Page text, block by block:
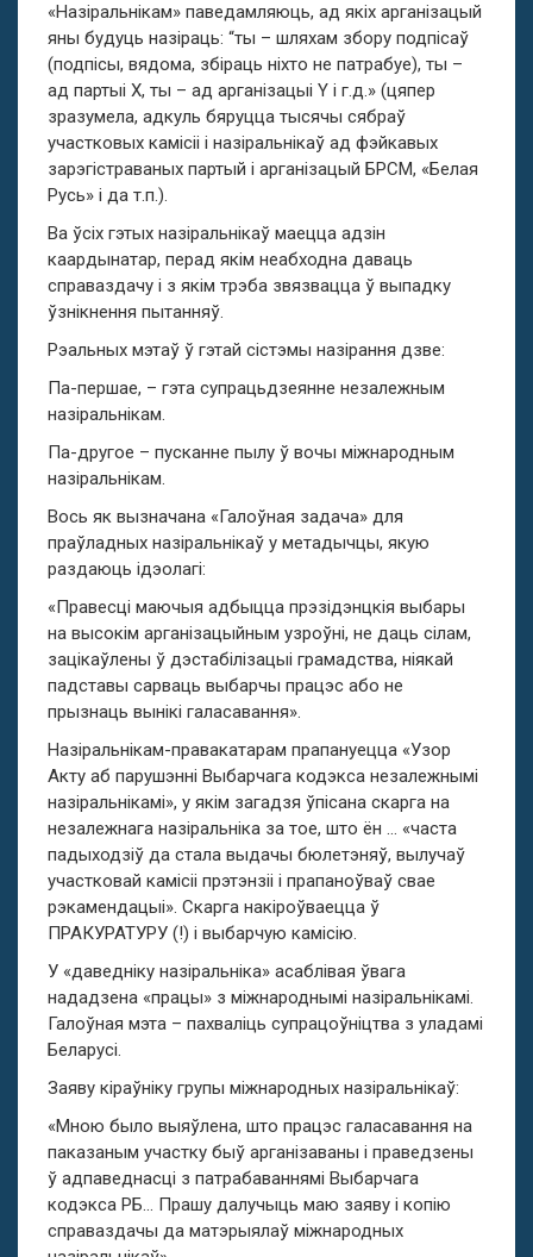
«Назіральнікам» паведамляюць, ад якіх арганізацый
яны будуць назіраць: “ты – шляхам збору подпісаў
(подпісы, вядома, збіраць ніхто не патрабуе), ты –
ад партыі Х, ты – ад арганізацыі Y і г.д.» (цяпер
зразумела, адкуль бяруцца тысячы сябраў
участковых камісіі і назіральнікаў ад фэйкавых
зарэгістраваных партый і арганізацый БРСМ, «Белая
Русь» і да т.п.).
Ва ўсіх гэтых назіральнікаў маецца адзін
каардынатар, перад якім неабходна даваць
справаздачу і з якім трэба звязвацца ў выпадку
ўзнікнення пытанняў.
Рэальных мэтаў ў гэтай сістэмы назірання дзве:
Па-першае, – гэта супрацьдзеянне незалежным
назіральнікам.
Па-другое – пусканне пылу ў вочы міжнародным
назіральнікам.
Вось як вызначана «Галоўная задача» для
праўладных назіральнікаў у метадычцы, якую
раздаюць ідэолагі:
«Правесці маючыя адбыцца прэзідэнцкія выбары
на высокім арганізацыйным узроўні, не даць сілам,
зацікаўлены ў дэстабілізацыі грамадства, ніякай
падставы сарваць выбарчы працэс або не
прызнаць вынікі галасавання».
Назіральнікам-правакатарам прапануецца «Узор
Акту аб парушэнні Выбарчага кодэкса незалежнымі
назіральнікамі», у якім загадзя ўпісана скарга на
незалежнага назіральніка за тое, што ён … «часта
падыходзіў да стала выдачы бюлетэняў, вылучаў
участковай камісіі прэтэнзіі і прапаноўваў свае
рэкамендацыі». Скарга накіроўваецца ў
ПРАКУРАТУРУ (!) і выбарчую камісію.
У «даведніку назіральніка» асаблівая ўвага
нададзена «працы» з міжнароднымі назіральнікамі.
Галоўная мэта – пахваліць супрацоўніцтва з уладамі
Беларусі.
Заяву кіраўніку групы міжнародных назіральнікаў:
«Мною было выяўлена, што працэс галасавання на
паказаным участку быў арганізаваны і праведзены
ў адпаведнасці з патрабаваннямі Выбарчага
кодэкса РБ… Прашу далучыць маю заяву і копію
справаздачы да матэрыялаў міжнародных